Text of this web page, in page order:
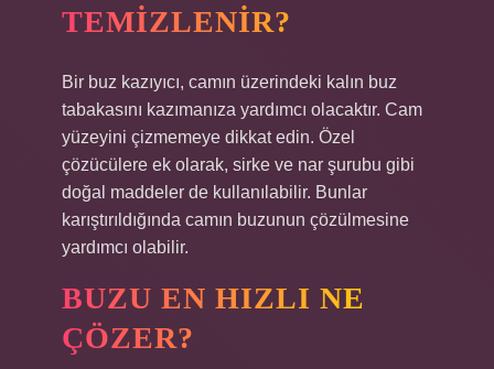
TEMIZLENIR?
Bir buz kazıyıcı, camın üzerindeki kalın buz
tabakasını kazımanıza yardımcı olacaktır. Cam
yüzeyini çizmemeye dikkat edin. Özel
çözücülere ek olarak, sirke ve nar şurubu gibi
doğal maddeler de kullanılabilir. Bunlar
karıştırıldığında camın buzunun çözülmesine
yardımcı olabilir.
BUZU EN HIZLI NE
ÇÖZER?